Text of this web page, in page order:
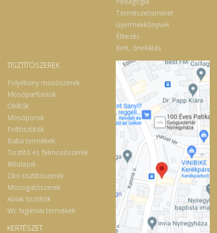
Természetismeret
Gyermekkönyvek
Étkezés
Kert, önellátás
TISZTÍTÓSZEREK
Folyékony mosószerek
Mosóparfümök
Öblítők
Mosóporok
Folttisztítók
Baba termékek
Tisztító és felmosószerek
Illóolajok
Öko tisztítószerek
Mosogatószerek
Ablak tisztítók
Wc higiéniai termékek
KERTÉSZET